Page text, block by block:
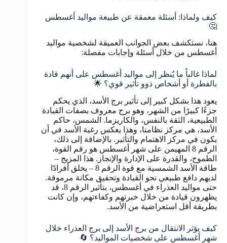
كيف ولماذا: أسئلة معمقة عن طبيعة مواليد أغسطس
🤔
هنا، نستكشف بعض الجوانب العميقة لشخصية مواليد
أغسطس من خلال أسئلة وإجابات مفصلة:
لماذا غالباً ما يُنظر إلى مواليد أغسطس على أنهم قادة
بالفطرة أو أشخاص ذوو تأثير قوي؟ 🌟
يعود هذا بشكل كبير إلى تأثير برج الأسد، الذي يحكم
جزءًا كبيرًا من الشهر، وهو برج معروف بصفات القيادة
الطبيعية، الثقة بالنفس، والكاريزما. الشمس، حاكم
الأسد، هي مركز نظامنا، وهذا يعكس رغبة الأسد في أن
يكون في مركز الاهتمام والتأثير. بالإضافة إلى ذلك،
الرقم 8 المهيمن على شهر أغسطس هو رقم القوة،
الطموح، والقدرة على الإدارة والإنجاز. هذا المزيج –
طاقة الأسد الشمسية مع قوة الرقم 8 – يخلق أفرادًا
لديهم دافع طبيعي نحو القيادة وتحقيق مكانة مرموقة.
حتى مواليد العذراء في أغسطس، بتأثير الرقم 8، قد
يظهرون قيادة من خلال خبرتهم وكفاءتهم، وإن كانت
بطريقة أقل استعراضية من الأسد.
كيف يؤثر الانتقال من برج الأسد إلى برج العذراء خلال
شهر أغسطس على شخصيات المواليد؟ 🔄